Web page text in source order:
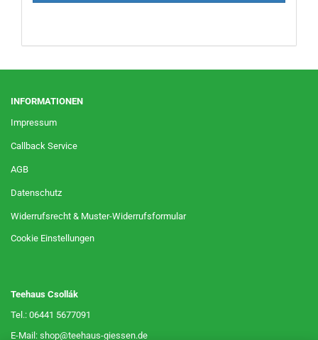
INFORMATIONEN
Impressum
Callback Service
AGB
Datenschutz
Widerrufsrecht & Muster-Widerrufsformular
Cookie Einstellungen
Teehaus Csollák
Tel.: 06441 5677091
E-Mail: shop@teehaus-giessen.de